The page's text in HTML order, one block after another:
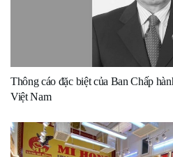
Thông cáo đặc biệt của Ban Chấp
Việt Nam